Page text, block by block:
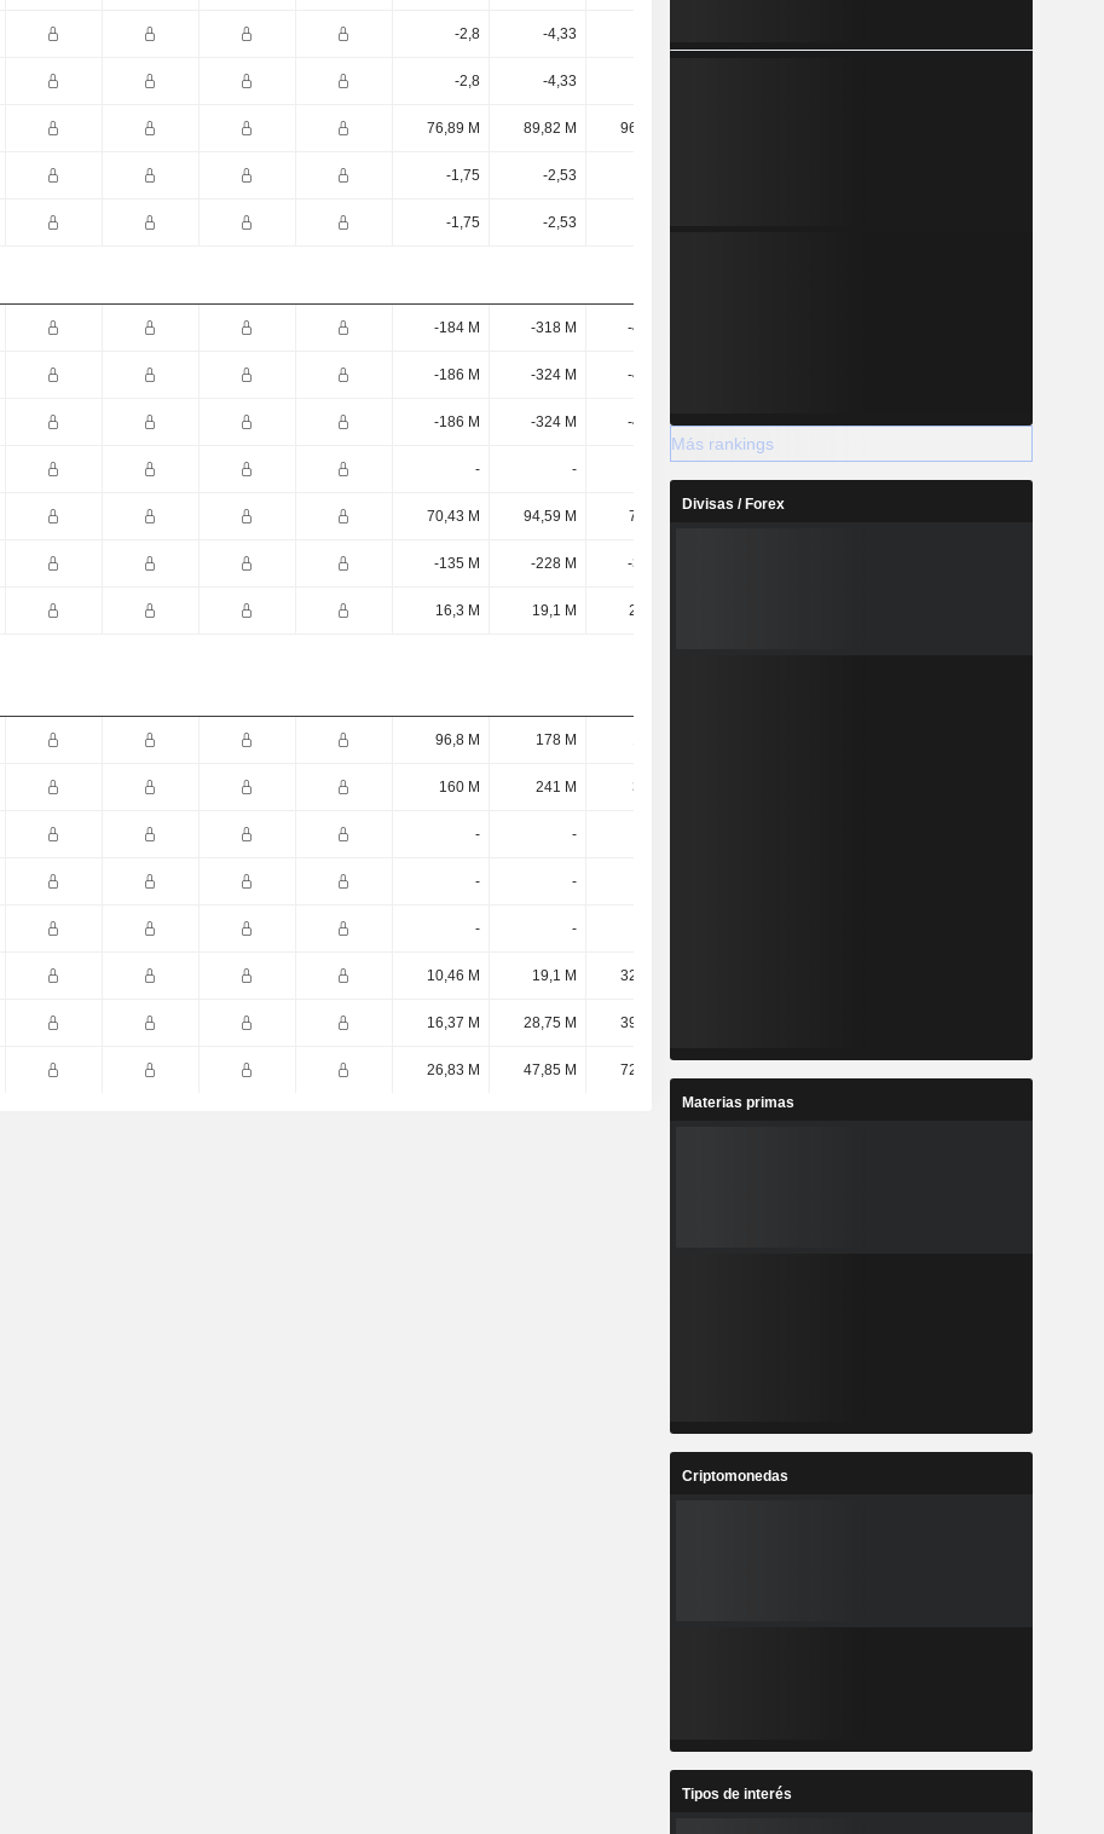
-2,8 -4,33
-2,8 -4,33
76,89 M 89,82 M 96,52 M
-1,75 -2,53
-1,75 -2,53
-184 M -318 M -484 M
-186 M -324 M -496 M
-186 M -324 M -496 M -536 M -612 M
- -
70,43 M 94,59 M 7,53 M
-135 M -228 M -329 M
16,3 M 19,1 M 28,1 M
96,8 M 178 M
160 M 241 M 330 M
- -
- -
- -
10,46 M 19,1 M 32,13 M
16,37 M 28,75 M 39,93 M
26,83 M 47,85 M 72,06 M
Más rankings
Divisas / Forex
Materias primas
Criptomonedas
Tipos de interés